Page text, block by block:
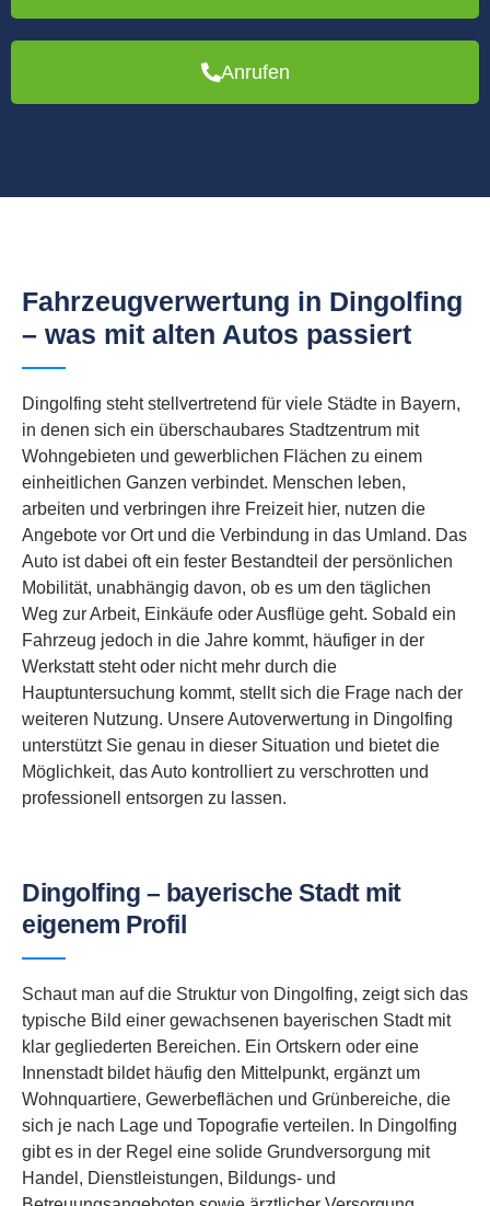
Anrufen
Fahrzeugverwertung in Dingolfing
– was mit alten Autos passiert
Dingolfing steht stellvertretend für viele Städte in Bayern,
in denen sich ein überschaubares Stadtzentrum mit
Wohngebieten und gewerblichen Flächen zu einem
einheitlichen Ganzen verbindet. Menschen leben,
arbeiten und verbringen ihre Freizeit hier, nutzen die
Angebote vor Ort und die Verbindung in das Umland. Das
Auto ist dabei oft ein fester Bestandteil der persönlichen
Mobilität, unabhängig davon, ob es um den täglichen
Weg zur Arbeit, Einkäufe oder Ausflüge geht. Sobald ein
Fahrzeug jedoch in die Jahre kommt, häufiger in der
Werkstatt steht oder nicht mehr durch die
Hauptuntersuchung kommt, stellt sich die Frage nach der
weiteren Nutzung. Unsere Autoverwertung in Dingolfing
unterstützt Sie genau in dieser Situation und bietet die
Möglichkeit, das Auto kontrolliert zu verschrotten und
professionell entsorgen zu lassen.
Dingolfing – bayerische Stadt mit
eigenem Profil
Schaut man auf die Struktur von Dingolfing, zeigt sich das
typische Bild einer gewachsenen bayerischen Stadt mit
klar gegliederten Bereichen. Ein Ortskern oder eine
Innenstadt bildet häufig den Mittelpunkt, ergänzt um
Wohnquartiere, Gewerbeflächen und Grünbereiche, die
sich je nach Lage und Topografie verteilen. In Dingolfing
gibt es in der Regel eine solide Grundversorgung mit
Handel, Dienstleistungen, Bildungs- und